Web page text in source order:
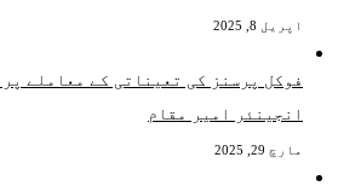
اپریل 8, 2025
فوکل پرسنز کی تعیناتی کے معاملے
انجینئر امیر مقام
مارچ 29, 2025